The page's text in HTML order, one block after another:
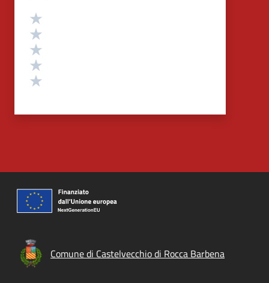
Valutazione
Comune di Castelvecchio di Rocca Barbena